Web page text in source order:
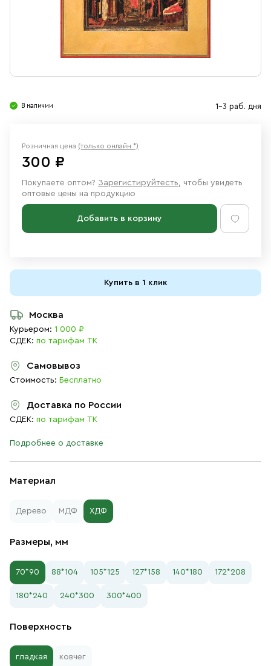
Ювелирные изделия
В наличии 1-3 раб. дня
Материал
Дерево МДФ ХДФ
Размеры, мм
70*90 88*104 105*125 127*158 140*180 172*208
180*240 240*300 300*400
Поверхность
гладкая ковчег
Розничная цена (только онлайн *)
300 ₽
Покупаете оптом? Зарегистируйтесть, чтобы увидеть
оптовые цены на продукцию
Добавить в корзину
Купить в 1 клик
Москва
Курьером: 1 000 ₽
СДЕК: по тарифам ТК
Самовывоз
Стоимость: Бесплатно
Доставка по России
СДЕК: по тарифам ТК
Подробнее о доставке